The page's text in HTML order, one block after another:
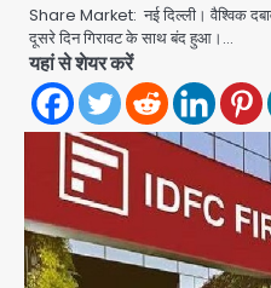
Share Market: नई दिल्ली। वैश्विक
दूसरे दिन गिरावट के साथ बंद हुआ।…
यहां से शेयर करें